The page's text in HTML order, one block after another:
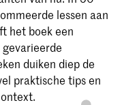
lessen aan
het boek een
duiken diep de
praktische tips en